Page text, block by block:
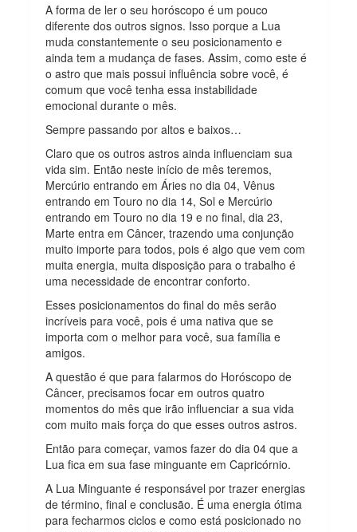
A forma de ler o seu horóscopo é um pouco
diferente dos outros signos. Isso porque a Lua
muda constantemente o seu posicionamento e
ainda tem a mudança de fases. Assim, como este é
o astro que mais possui influência sobre você, é
comum que você tenha essa instabilidade
emocional durante o mês.
Sempre passando por altos e baixos…
Claro que os outros astros ainda influenciam sua
vida sim. Então neste início de mês teremos,
Mercúrio entrando em Áries no dia 04, Vênus
entrando em Touro no dia 14, Sol e Mercúrio
entrando em Touro no dia 19 e no final, dia 23,
Marte entra em Câncer, trazendo uma conjunção
muito importe para todos, pois é algo que vem com
muita energia, muita disposição para o trabalho é
uma necessidade de encontrar conforto.
Esses posicionamentos do final do mês serão
incríveis para você, pois é uma nativa que se
importa com o melhor para você, sua família e
amigos.
A questão é que para falarmos do Horóscopo de
Câncer, precisamos focar em outros quatro
momentos do mês que irão influenciar a sua vida
com muito mais força do que esses outros astros.
Então para começar, vamos fazer do dia 04 que a
Lua fica em sua fase minguante em Capricórnio.
A Lua Minguante é responsável por trazer energias
de término, final e conclusão. É uma energia ótima
para fecharmos ciclos e como está posicionado no